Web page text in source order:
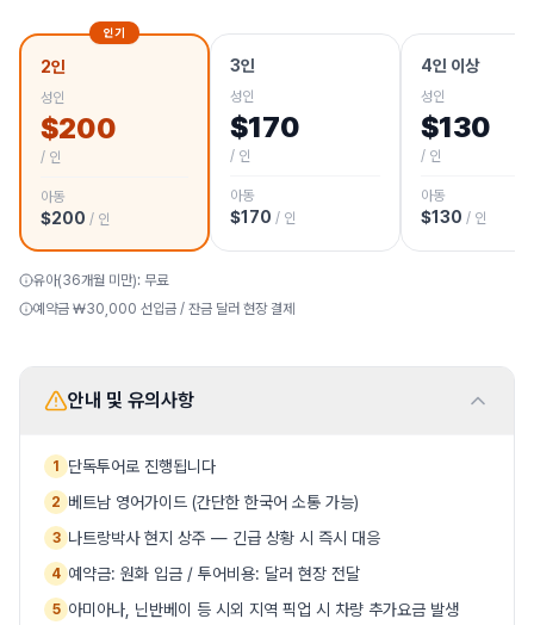
인기
2인
성인
$200
/ 인
아동
$200 / 인
3인
성인
$170
/ 인
아동
$170 / 인
4인 이상
성인
$130
/ 인
아동
$130 / 인
유아(36개월 미만): 무료
예약금 ₩30,000 선입금 / 잔금 달러 현장 결제
안내 및 유의사항
1 단독투어로 진행됩니다
2 베트남 영어가이드 (간단한 한국어 소통 가능)
3 나트랑박사 현지 상주 — 긴급 상황 시 즉시 대응
4 예약금: 원화 입금 / 투어비용: 달러 현장 전달
5 아미아나, 닌반베이 등 시외 지역 픽업 시 차량 추가요금 발생